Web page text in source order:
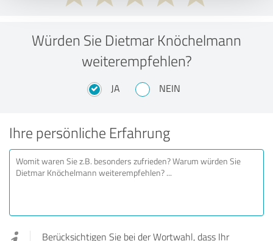
Würden Sie Dietmar Knöchelmann
weiterempfehlen?
JA NEIN
Ihre persönliche Erfahrung
Berücksichtigen Sie bei der Wortwahl, dass Ihr